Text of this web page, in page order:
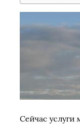
Сейчас услуги